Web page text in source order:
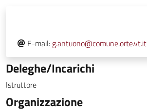
E-mail: g.antuono@comune.orte.vt.it
Deleghe/Incarichi
Istruttore
Organizzazione